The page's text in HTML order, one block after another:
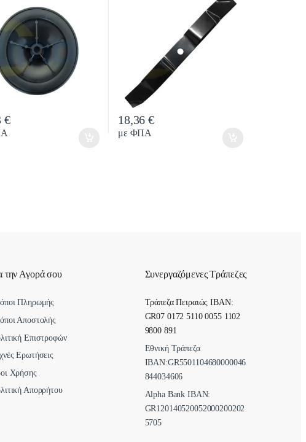
€ 18,36€
με ΦΠΑ
την Αγορά σου
Πληρωμής
Αποστολής
Επιστροφών
Ερωτήσεις
Χρήσης
Απορρήτου
Συνεργαζόμενες Τράπεζες
Τράπεζα Πειραιώς IBAN:
GR07 0172 5110 0055 1102
9800 891
Εθνική Τράπεζα
ΙΒΑΝ:GR5501104680000046
844034606
Alpha Bank ΙΒΑΝ:
GR120140520052000200202
5705